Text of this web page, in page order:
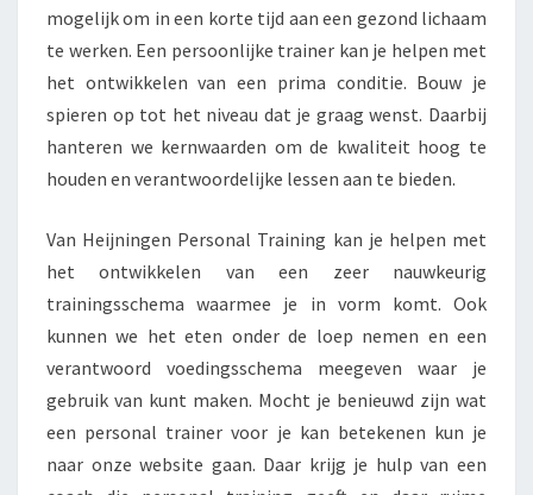
N
G
V
A
N
I
J
N
I
G
E
N
mogelijk om in een korte tijd aan een gezond lichaam
te werken. Een persoonlijke trainer kan je helpen met
het ontwikkelen van een prima conditie. Bouw je
spieren op tot het niveau dat je graag wenst. Daarbij
hanteren we kernwaarden om de kwaliteit hoog te
houden en verantwoordelijke lessen aan te bieden.
Van Heijningen Personal Training kan je helpen met
het ontwikkelen van een zeer nauwkeurig
trainingsschema waarmee je in vorm komt. Ook
kunnen we het eten onder de loep nemen en een
verantwoord voedingsschema meegeven waar je
gebruik van kunt maken. Mocht je benieuwd zijn wat
een personal trainer voor je kan betekenen kun je
naar onze website gaan. Daar krijg je hulp van een